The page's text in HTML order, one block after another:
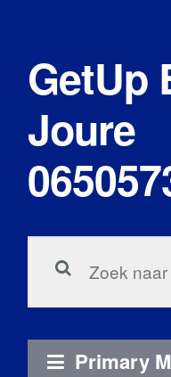
content
GetUp
Joure
voor:
Primary